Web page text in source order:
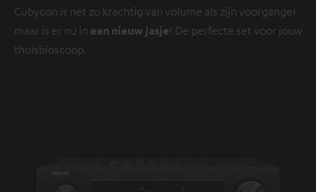
Cubycon is net zo krachtig van volume als zijn voorganger
maar is er nu in een nieuw jasje! De perfecte set voor jouw
thuisbioscoop.